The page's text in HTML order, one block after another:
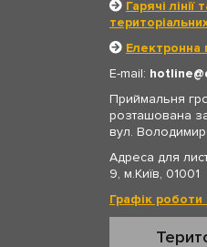
Гарячі
Електронна
E-mail: hotline
Приймальня
розташована
вул.
Адреса для
9, м.Київ, 01001
Графік роботи